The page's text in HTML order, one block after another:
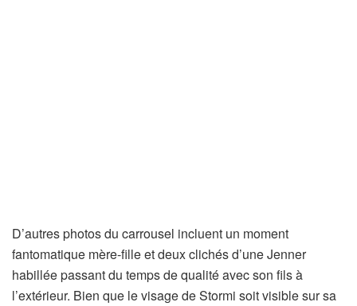
D’autres photos du carrousel incluent un moment
fantomatique mère-fille et deux clichés d’une Jenner
habillée passant du temps de qualité avec son fils à
l’extérieur. Bien que le visage de Stormi soit visible sur sa